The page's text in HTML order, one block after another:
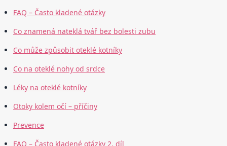
FAQ – Často kladené otázky
Co znamená nateklá tvář bez bolesti zubu
Co může způsobit oteklé kotníky
Co na oteklé nohy od srdce
Léky na oteklé kotníky
Otoky kolem očí – příčiny
Prevence
FAQ – Často kladené otázky 2. díl